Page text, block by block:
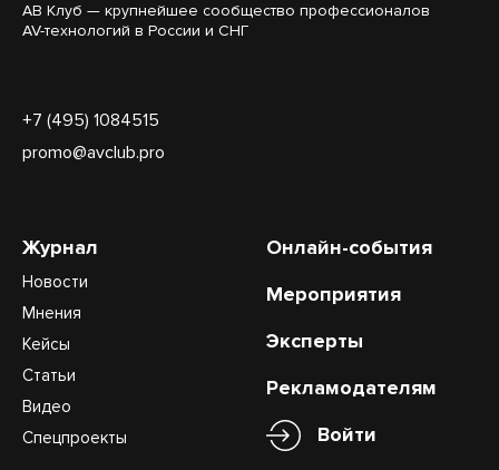
АВ Клуб — крупнейшее сообщество профессионалов
AV-технологий в России и СНГ
+7 (495) 1084515
promo@avclub.pro
Журнал
Новости
Мнения
Кейсы
Статьи
Видео
Спецпроекты
Онлайн-события
Мероприятия
Эксперты
Рекламодателям
Войти